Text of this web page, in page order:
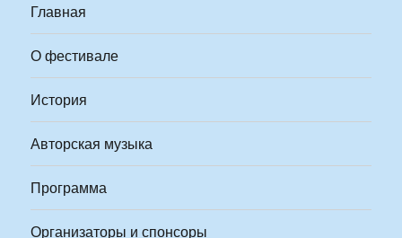
Главная
О фестивале
История
Авторская музыка
Программа
Организаторы и спонсоры